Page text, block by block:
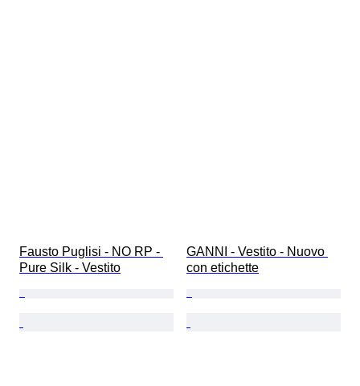
Fausto Puglisi - NO RP -
Pure Silk - Vestito
GANNI - Vestito - Nuovo
con etichette